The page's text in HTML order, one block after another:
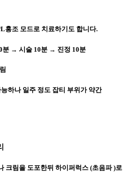
조 모드로 치료하기도 합니다.
분 → 시술 10분 → 진정 10분
하나 일주 정도 잡티 부위가 약간
크림을 도포한뒤 하이퍼럭스 (초음파 )로